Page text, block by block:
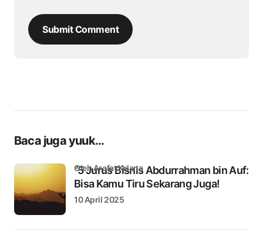
Submit Comment
Baca juga yuuk...
“5 Jurus Bisnis Abdurrahman bin Auf:
Bisa Kamu Tiru Sekarang Juga!
oleh Arafat Kelana
10 April 2025